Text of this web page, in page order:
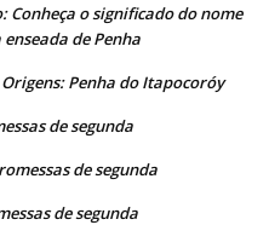
Conheça o significado do nome
de Penha
Penha do Itapocoróy
de segunda
de segunda
de segunda